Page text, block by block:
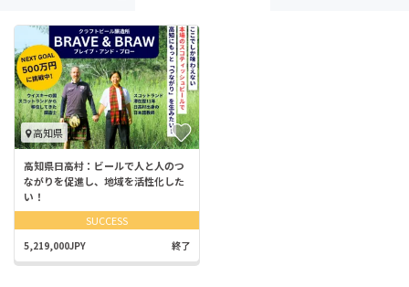
高知県
高知県日高村：ビールで人と人のつ
ながりを促進し、地域を活性化した
い！
SUCCESS
5,219,000JPY 終了